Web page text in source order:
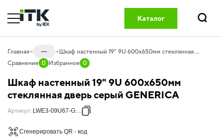
Каталог
Поиск
Главная ...
телекоммуникационное GENERICA
60.20.01 Шкафы сетевые GENERICA
60.20.01.02 Шкафы сетевые
Шкаф настенный 19" 9U 600х650мм стеклянная дверь серый GENERICA
Сравнение 0 Избранное 0
Шкаф настенный 19" 9U 600х650мм
стеклянная дверь серый GENERICA
Артикул: LWE3-09U67-GF-G
Сгенерировать QR - код